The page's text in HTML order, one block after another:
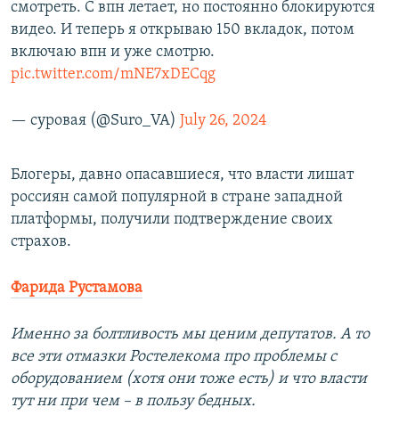
смотреть. С впн летает, но постоянно блокируются
видео. И теперь я открываю 150 вкладок, потом
включаю впн и уже смотрю.
pic.twitter.com/mNE7xDECqg
— суровая (@Suro_VA) July 26, 2024
Блогеры, давно опасавшиеся, что власти лишат
россиян самой популярной в стране западной
платформы, получили подтверждение своих
страхов.
Фарида Рустамова
Именно за болтливость мы ценим депутатов. А то
все эти отмазки Ростелекома про проблемы с
оборудованием (хотя они тоже есть) и что власти
тут ни при чем – в пользу бедных.